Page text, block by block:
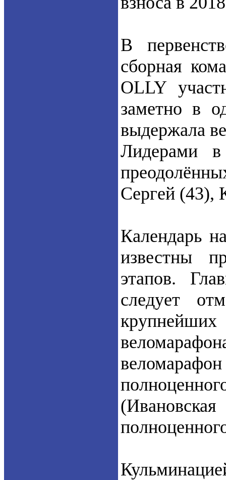
В
сборная
OLLY
заметно в
выдержала
Лидерами
Сергей (43),
Календарь
известны
этапов.
следует